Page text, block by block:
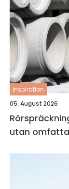
inspiration
05. August 2026
utan